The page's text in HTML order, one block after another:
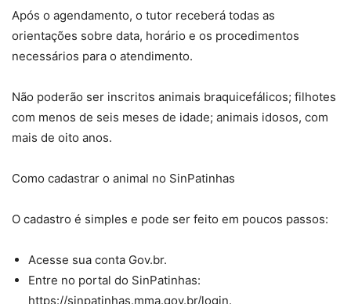
Após o agendamento, o tutor receberá todas as
orientações sobre data, horário e os procedimentos
necessários para o atendimento.
Não poderão ser inscritos animais braquicefálicos; filhotes
com menos de seis meses de idade; animais idosos, com
mais de oito anos.
Como cadastrar o animal no SinPatinhas
O cadastro é simples e pode ser feito em poucos passos:
Acesse sua conta Gov.br.
Entre no portal do SinPatinhas:
https://sinpatinhas.mma.gov.br/login.